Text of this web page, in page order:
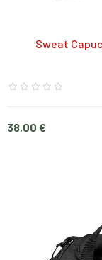
Sweat
Prix
38,00 €